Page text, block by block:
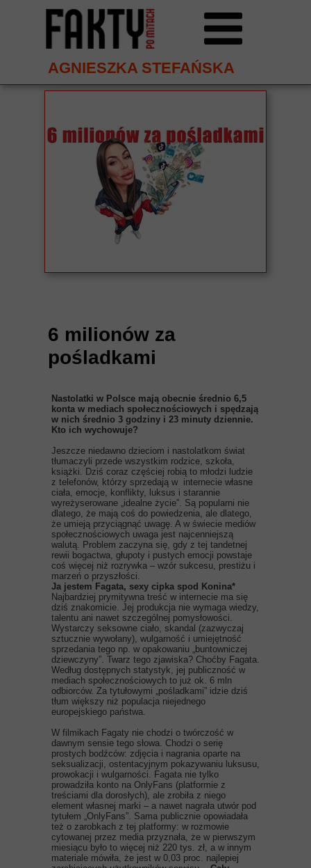
AGNIESZKA STEFAŃSKA
6 milionów za
pośladkami
Nastolatki w Polsce mają obecnie średnio 6,5
konta w mediach społecznościowych i spędzają
w nich średnio 3 godziny i 23 minuty dziennie.
Kto ich wychowuje?
Jeszcze niedawno dzieciom i nastolatkom świat
tłumaczyli przede wszystkim rodzice, szkoła,
książki. Dziś coraz częściej robią to młodzi ludzie
z telefonów, którzy sprzedają w internecie własne
ciała, emocje, konflikty, luksus i starannie
wyreżyserowane „idealne życie”. Są popularni nie
dlatego, że mają coś do powiedzenia, ale dlatego,
że umieją przyciągnąć uwagę. A w świecie mediów
społecznościowych uwaga jest najcenniejszą
walutą. Problem zaczyna się, gdy z tej tandetnej
rewii bogactwa, głupoty i pustych emocji powstaje
coś więcej niż rozrywka – wzór sukcesu, prestiżu i
marzeń o przyszłości.
Ja jestem Fagata, sexy cipka spod Konina*
Najbardziej prymitywna treść w internecie ma się
dziś znakomicie. Jej produkcja nie wymaga wiedzy,
talentu ani nawet szczególnej pomysłowości.
Wystarczy seksowne ciało, skandal (zazwyczaj
sztucznie wywołany), wulgarność i umiejętność
sprzedania tego np. w opakowaniu „buntowniczej
dziewczyny”. Twarz tego zjawiska? Choćby Fagata.
Według dostępnych statystyk, jej publiczność w
mediach społecznościowych to już ok. 6 mln
odbiorców. Za tytułowymi „pośladkami” idzie dziś
tłum większy niż populacja niejednego
europejskiego państwa.
W filmikach Fagaty nie chodzi o twórczość w
dawnym sensie tego słowa. Chodzi o serię
prostych bodźców: zdjęcia i nagrania oparte na
seksualizacji, ostentacyjnym pokazywaniu luksusu,
prowokacji i wulgarności. Fagata nie tylko
prowadziła konto na OnlyFans (platformie z
treściami dla dorosłych), ale zrobiła z niego
element własnej marki – a nawet nagrała utwór pod
tytułem „OnlyFans”. Sama publicznie opowiadała
też o zarobkach z tej platformy: w rozmowie
cytowanej przez media przyznała, że w pierwszym
miesiącu było to więcej niż 220 tys. zł, a w innym
materiale mówiła, że jest w 0,03 proc. najlepiej